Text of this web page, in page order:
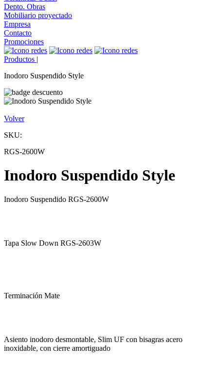
Depto. Obras
Mobiliario proyectado
Empresa
Contacto
Promociones
Productos |
Inodoro Suspendido Style
Volver
SKU:
RGS-2600W
Inodoro Suspendido Style
Inodoro Suspendido RGS-2600W
Tapa Slow Down RGS-2603W
Terminación Mate
Asiento inodoro desmontable, Slim UF con bisagras acero
inoxidable, con cierre amortiguado